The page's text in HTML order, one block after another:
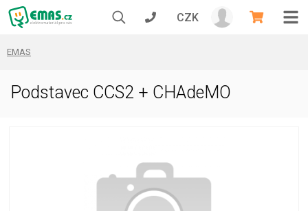
CZK
EMAS
Podstavec CCS2 + CHAdeMO